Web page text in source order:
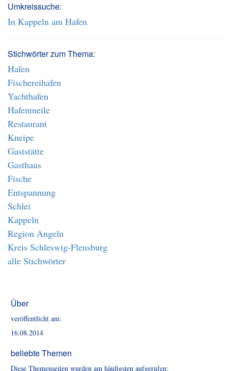
Umkreissuche:
In Kappeln am Hafen
Stichwörter zum Thema:
Hafen
Fischereihafen
Yachthafen
Hafenmeile
Restaurant
Kneipe
Gaststätte
Gasthaus
Fische
Entspannung
Schlei
Kappeln
Region Angeln
Kreis Schleswig-Flensburg
alle Stichwörter
Über
veröffentlicht am:
16.08.2014
beliebte Themen
Diese Themenseiten wurden am häufigsten aufgerufen: